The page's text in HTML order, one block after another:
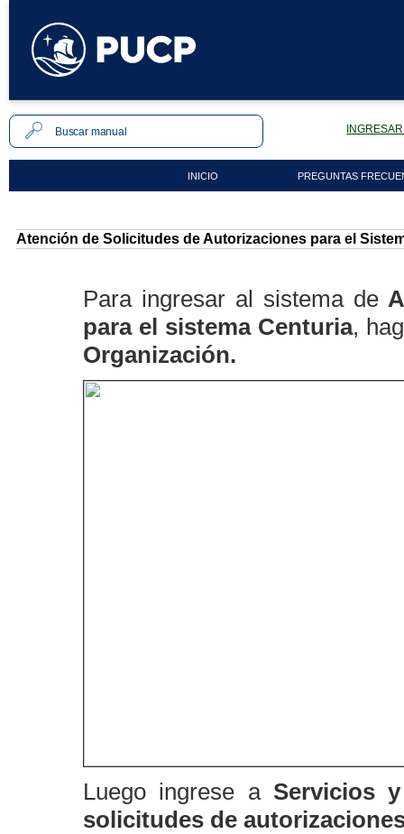
INICIO PREGUNTAS
Atención de Solicitudes de Autorizaciones para el
Para ingresar al sistema de
para el sistema Centuria,
Organización.
Luego ingrese a Servicios
solicitudes de